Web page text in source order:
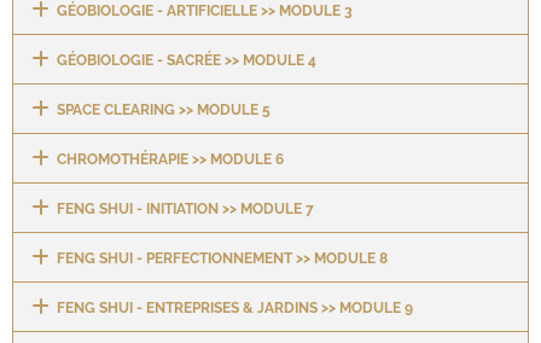
GÉOBIOLOGIE - ARTIFICIELLE >> MODULE 3
GÉOBIOLOGIE - SACRÉE >> MODULE 4
SPACE CLEARING >> MODULE 5
CHROMOTHÉRAPIE >> MODULE 6
FENG SHUI - INITIATION >> MODULE 7
FENG SHUI - PERFECTIONNEMENT >> MODULE 8
FENG SHUI - ENTREPRISES & JARDINS >> MODULE 9